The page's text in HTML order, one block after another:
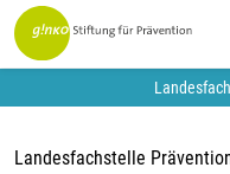
Landesfachstelle